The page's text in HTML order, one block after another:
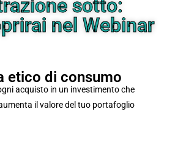
sotto:
nel Webinar
etico di consumo
acquisto in un investimento che
il valore del tuo portafoglio